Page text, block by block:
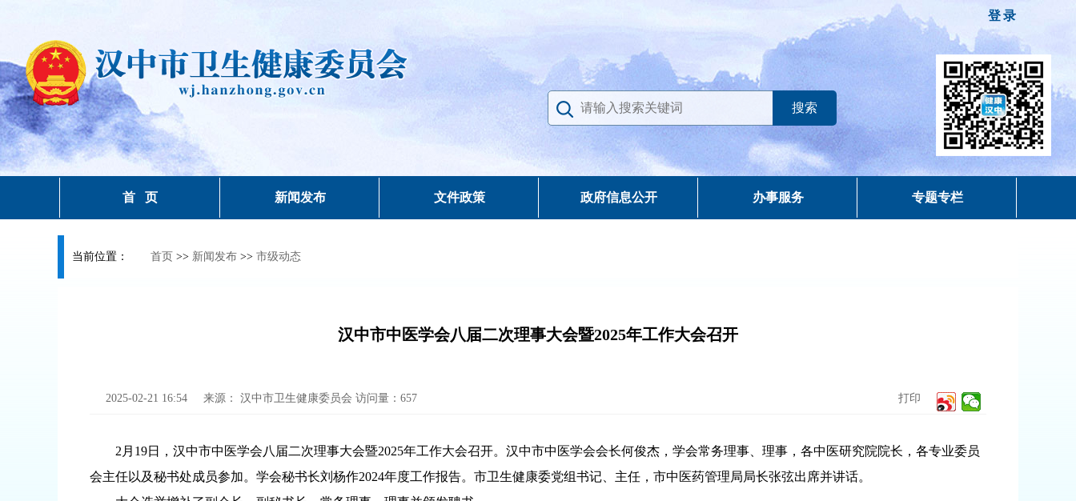
登录
首 页 新闻发布 文件政策 政府信息公开 办事服务 专题专栏
当前位置： 首页 >> 新闻发布 >> 市级动态
汉中市中医学会八届二次理事大会暨2025年工作大会召开
2025-02-21 16:54 来源： 汉中市卫生健康委员会 访问量： 657 打印
2月19日，汉中市中医学会八届二次理事大会暨2025年工作大会召开。汉中市中医学会会长何俊杰，学会常务理事、理事，各中医研究院院长，各专业委员
会主任以及秘书处成员参加。学会秘书长刘杨作2024年度工作报告。市卫生健康委党组书记、主任，市中医药管理局局长张弦出席并讲话。